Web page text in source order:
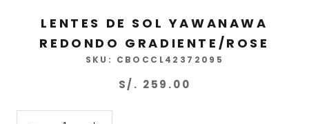
LENTES DE SOL YAWANAWA
REDONDO GRADIENTE/ROSE
SKU: CBOCCL42372095
S/. 259.00